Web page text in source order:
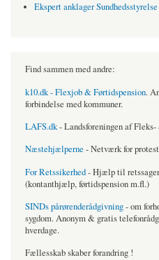
Ekspert anklager
Find sammen med andre:
k10.dk - Flexjob & Førtidspension.
forbindelse med kommuner.
LAFS.dk- Landsforeningen af Fleks-
Næstehjælperne - Netværk for
For Retssikerhed- Hjælp til
(kontanthjælp, førtidspension m.fl.)
SINDs pårørenderådgivning- om
sygdom. Anonym & gratis
hverdage.
Fællesskab skaber forandring !